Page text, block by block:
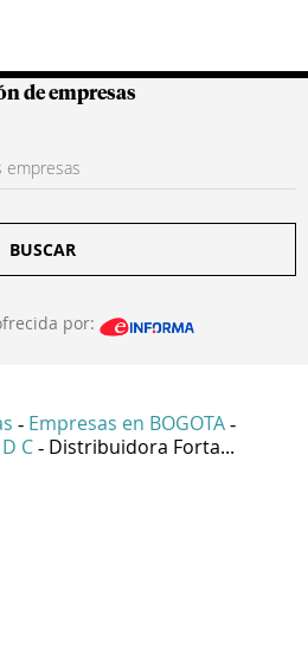
Colombianas
de empresas
BUSCAR
por:
- Empresas en BOGOTA -
C - Distribuidora Forta...